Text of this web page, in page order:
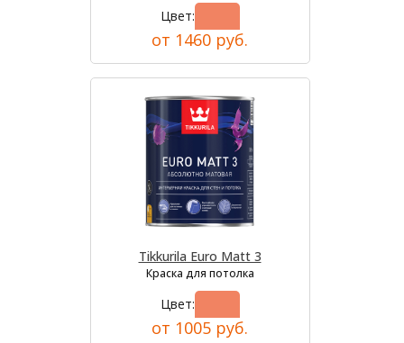
Цвет:
от 1460 руб.
Tikkurila Euro Matt 3
Краска для потолка
Цвет:
от 1005 руб.